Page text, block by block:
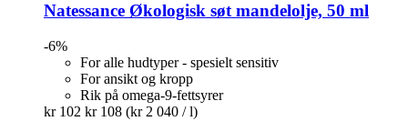
Natessance Økologisk søt mandelolje, 50 ml
-6%
For alle hudtyper - spesielt sensitiv
For ansikt og kropp
Rik på omega-9-fettsyrer
kr 102 kr 108 (kr 2 040 / l)